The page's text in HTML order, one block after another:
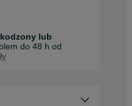
lub
do 48 h od